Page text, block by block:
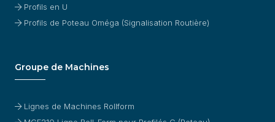
Profils en U
Profils de Poteau Oméga (Signalisation Routière)
Groupe de Machines
Lignes de Machines Rollform